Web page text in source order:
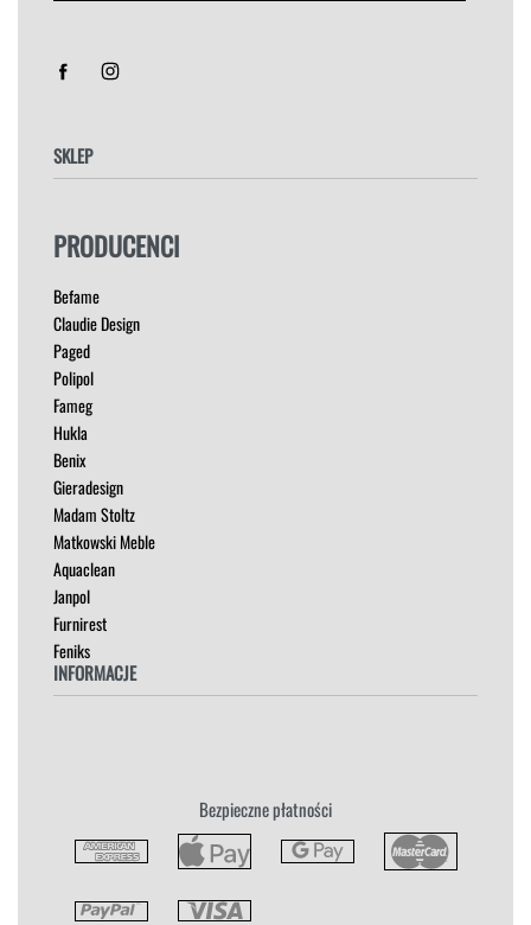
SKLEP
HOKERY
ŁÓŻKA
MEBLE RTV
NAROŻNIKI
OUTLET
PUFY
SOFY
STOLIKI
STOŁY
SZAFKI I KOMODY
PRODUCENCI
Befame
Claudie Design
Paged
Polipol
Fameg
Hukla
Benix
Gieradesign
Madam Stoltz
Matkowski Meble
Aquaclean
Janpol
Furnirest
Feniks
INFORMACJE
Płatność i Dostawa
Bezpieczne płatności